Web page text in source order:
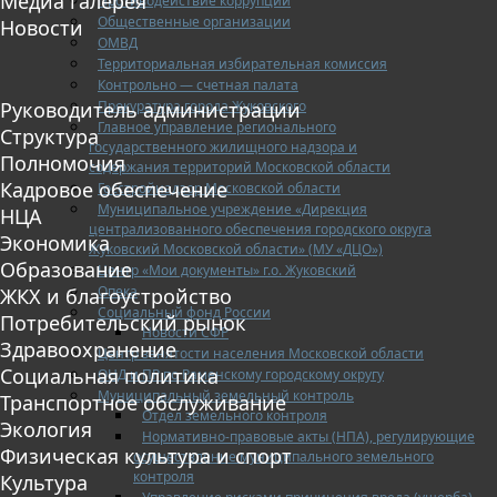
Общественные организации
ОМВД
Территориальная избирательная комиссия
Контрольно — счетная палата
Прокуратура города Жуковского
Главное управление регионального
государственного жилищного надзора и
содержания территорий Московской области
Госстройнадзор Московской области
Муниципальное учреждение «Дирекция
централизованного обеспечения городского округа
Жуковский Московской области» (МУ «ДЦО»)
Центр «Мои документы» г.о. Жуковский
Опека
Социальный фонд России
Новости СФР
Центр занятости населения Московской области
ОНД и ПР по Раменскому городскому округу
Муниципальный земельный контроль
Отдел земельного контроля
Нормативно-правовые акты (НПА), регулирующие
осуществление муниципального земельного
контроля
Новости
Руководитель администрации
Структура
Полномочия
Кадровое обеспечение
НЦА
Экономика
Образование
ЖКХ и благоустройство
Потребительский рынок
Здравоохранение
Социальная политика
Транспортное обслуживание
Экология
Физическая культура и спорт
Культура